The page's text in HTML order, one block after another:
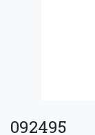
092495